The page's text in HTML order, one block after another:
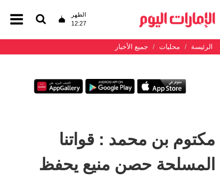
الظهر
12:27
الرئيسة محليات جميع الأخبار
مكتوم بن محمد : قواتنا
المسلحة حصن منيع يحفظ